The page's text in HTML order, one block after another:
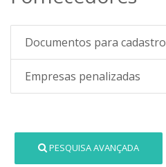
Documentos para cadastro
Empresas penalizadas
PESQUISA AVANÇADA